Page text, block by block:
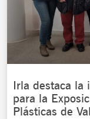
Irla destaca la
para la
Plásticas de